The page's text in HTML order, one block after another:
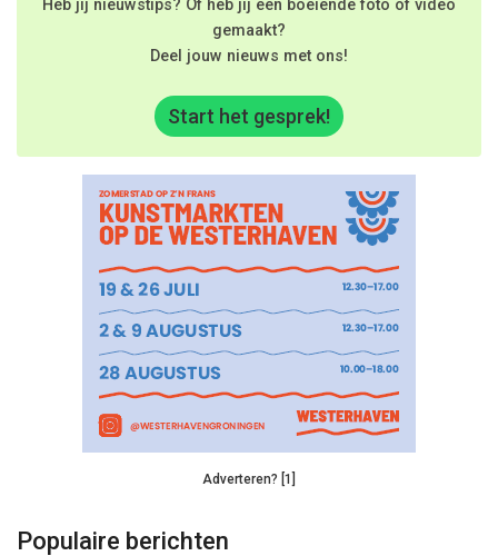
Heb jij nieuwstips? Of heb jij een boeiende foto of video
gemaakt?
Deel jouw nieuws met ons!
Start het gesprek!
Adverteren? [1]
Populaire berichten